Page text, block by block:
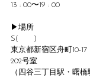
13 : 00〜19 : 00
▶︎場所
S(　　)
東京都新宿区舟町10-
202号室
（四谷三丁目駅・曙